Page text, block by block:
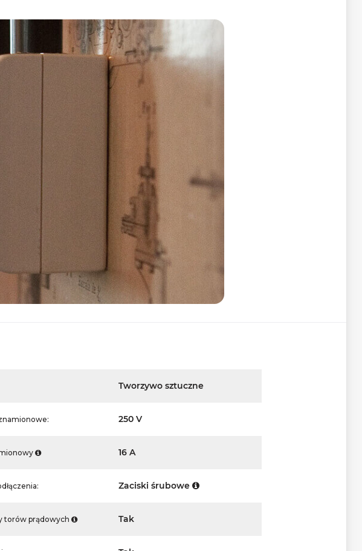
Tworzywo sztuczne
250 V
16 A
Zaciski śrubowe
torów prądowych Tak